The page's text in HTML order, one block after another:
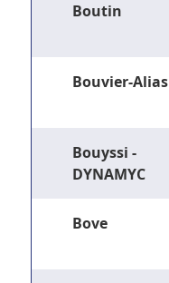
Boutin
Bouvier-Alias
Bouyssi -
DYNAMYC
Bove